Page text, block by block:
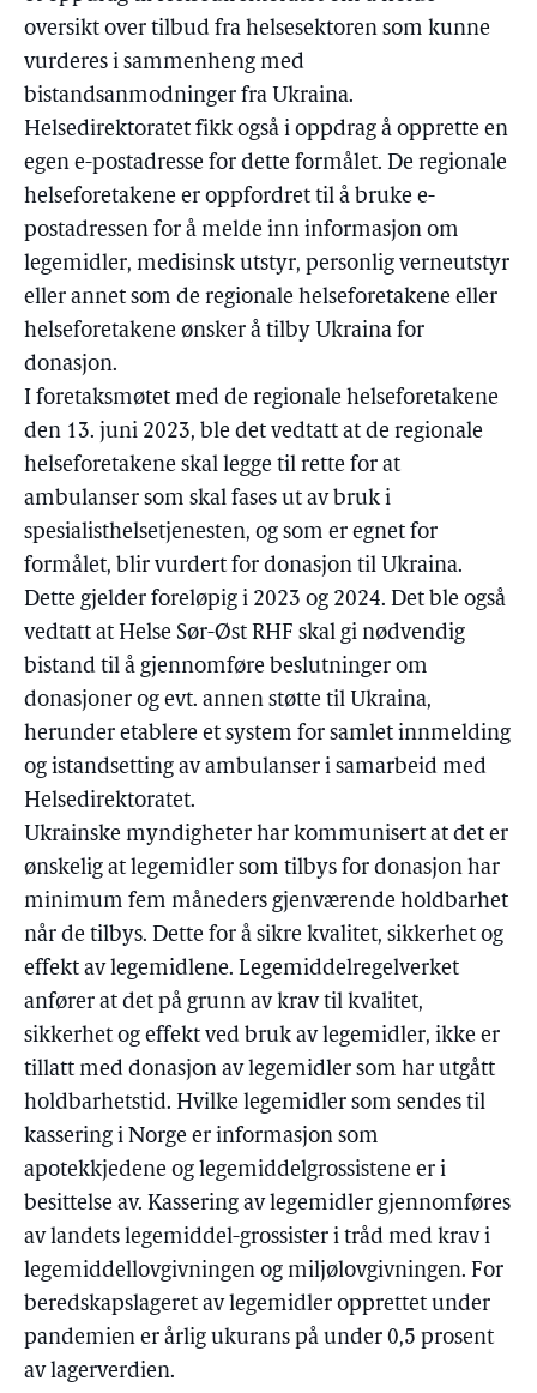
oversikt over tilbud fra helsesektoren som kunne
vurderes i sammenheng med
bistandsanmodninger fra Ukraina.
Helsedirektoratet fikk også i oppdrag å opprette en
egen e-postadresse for dette formålet. De regionale
helseforetakene er oppfordret til å bruke e-
postadressen for å melde inn informasjon om
legemidler, medisinsk utstyr, personlig verneutstyr
eller annet som de regionale helseforetakene eller
helseforetakene ønsker å tilby Ukraina for
donasjon.
I foretaksmøtet med de regionale helseforetakene
den 13. juni 2023, ble det vedtatt at de regionale
helseforetakene skal legge til rette for at
ambulanser som skal fases ut av bruk i
spesialisthelsetjenesten, og som er egnet for
formålet, blir vurdert for donasjon til Ukraina.
Dette gjelder foreløpig i 2023 og 2024. Det ble også
vedtatt at Helse Sør-Øst RHF skal gi nødvendig
bistand til å gjennomføre beslutninger om
donasjoner og evt. annen støtte til Ukraina,
herunder etablere et system for samlet innmelding
og istandsetting av ambulanser i samarbeid med
Helsedirektoratet.
Ukrainske myndigheter har kommunisert at det er
ønskelig at legemidler som tilbys for donasjon har
minimum fem måneders gjenværende holdbarhet
når de tilbys. Dette for å sikre kvalitet, sikkerhet og
effekt av legemidlene. Legemiddelregelverket
anfører at det på grunn av krav til kvalitet,
sikkerhet og effekt ved bruk av legemidler, ikke er
tillatt med donasjon av legemidler som har utgått
holdbarhetstid. Hvilke legemidler som sendes til
kassering i Norge er informasjon som
apotekkjedene og legemiddelgrossistene er i
besittelse av. Kassering av legemidler gjennomføres
av landets legemiddel-grossister i tråd med krav i
legemiddellovgivningen og miljølovgivningen. For
beredskapslageret av legemidler opprettet under
pandemien er årlig ukurans på under 0,5 prosent
av lagerverdien.